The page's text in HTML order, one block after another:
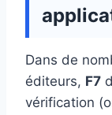
Dans de
éditeurs, F7
vérification